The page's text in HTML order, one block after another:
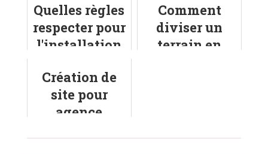
Carcassonne
Quelles règles
respecter pour
l'installation
semi-enterrée
Comment
diviser un
terrain en
Création de
site pour
agence